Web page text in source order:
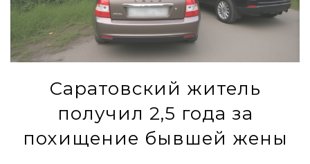
Саратовский житель
получил 2,5 года за
похищение бывшей жены